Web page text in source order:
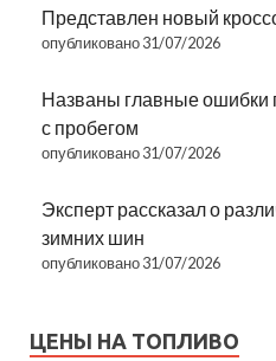
Представлен новый
опубликовано 31/07/2026
Названы главные ошибки
с пробегом
опубликовано 31/07/2026
Эксперт рассказал о
зимних шин
опубликовано 31/07/2026
ЦЕНЫ НА ТОПЛИВО